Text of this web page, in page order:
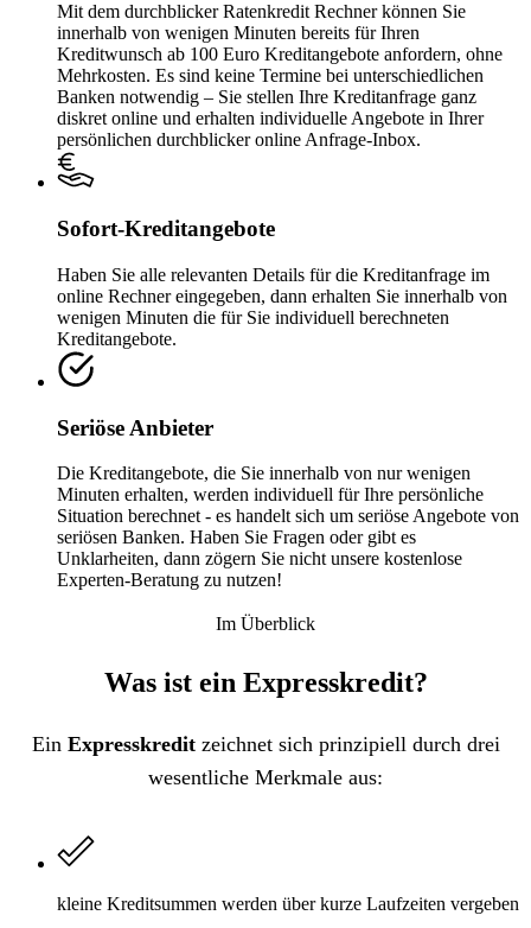
Mit dem durchblicker Ratenkredit Rechner können Sie
innerhalb von wenigen Minuten bereits für Ihren
Kreditwunsch ab 100 Euro Kreditangebote anfordern, ohne
Mehrkosten. Es sind keine Termine bei unterschiedlichen
Banken notwendig – Sie stellen Ihre Kreditanfrage ganz
diskret online und erhalten individuelle Angebote in Ihrer
persönlichen durchblicker online Anfrage-Inbox.
Sofort-Kreditangebote
Haben Sie alle relevanten Details für die Kreditanfrage im
online Rechner eingegeben, dann erhalten Sie innerhalb von
wenigen Minuten die für Sie individuell berechneten
Kreditangebote.
Seriöse Anbieter
Die Kreditangebote, die Sie innerhalb von nur wenigen
Minuten erhalten, werden individuell für Ihre persönliche
Situation berechnet - es handelt sich um seriöse Angebote von
seriösen Banken. Haben Sie Fragen oder gibt es
Unklarheiten, dann zögern Sie nicht unsere kostenlose
Experten-Beratung zu nutzen!
Im Überblick
Was ist ein Expresskredit?
Ein Expresskreditzeichnet sich prinzipiell durch drei
wesentliche Merkmale aus:
kleine Kreditsummen werden über kurze Laufzeiten vergeben